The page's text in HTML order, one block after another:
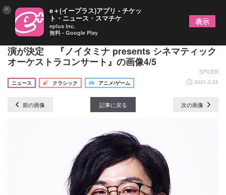
菅野祐悟、横山克、小畑貴裕、サラ・オレインの出
演が決定 『ノイタミナ presents シネマティック
オーケストラコンサート』の画像4/5
SPICER
ニュース
クラシック アニメ/ゲーム 2021.3.25
前の画像 記事に戻る 次の画像
× e＋(イープラス)アプリ - チケッ
ト・ニュース・スマチケ
eplus inc.
無料 - Google Play
表示